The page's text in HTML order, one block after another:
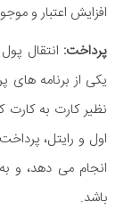
افزایش اعتبار و
پرداخت: انتقال
یکی از برنامه های
نظیر کارت به کارت
اول و رایتل،
انجام می دهد،
باشد.